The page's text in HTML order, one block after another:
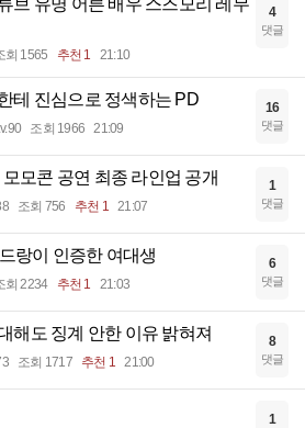
브 유명 어른 배우 스즈모리 레무
회 1565 추천 1 21:10
4
댓글
테 진심으로 정색하는 PD
조회 1966 21:09
16
댓글
모모콘 공연 최종 라인업 공개
조회 756 추천 1 21:07
1
댓글
랑이 인증한 여대생
회 2234 추천 1 21:03
6
댓글
해도 징계 안한 이유 밝혀져
조회 1717 추천 1 21:00
8
댓글
1